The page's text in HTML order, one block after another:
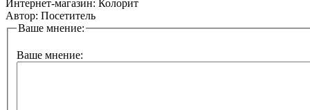
Интернет-магазин: Колорит
Автор: Посетитель
Ваше мнение:
Ваше мнение: